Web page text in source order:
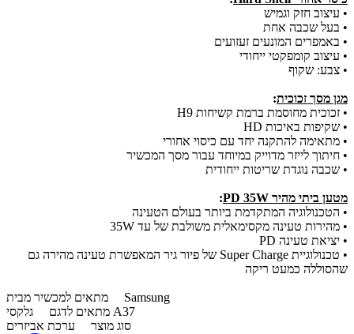
• עיצוב חזק וגמיש
• בעל שכבה אחת
• באמפרים המונעים זעזועים
• עיצוב קומפקטי ייחודי
• צבע: שקוף
מגן מסך זכוכית:
• זכוכית מחוסמת ברמת קשיחות H9
• שקיפות באיכות HD
• מתאימה להתקנה יחד עם כיסוי אחורי
• חיתוך לייזר מדוייק במיוחד עבור מסך המכשיר
• שכבה נוגדת שריטות ייחודית
מטען ביתי מהיר PD 35W
:
• הטכנולוגיה המתקדמת ביותר בעולם הטעינה
• מהירות טעינה מקסימאלית משולבת של עד 35W
• יציאת טעינה PD
• טכנולוגיית Super Charge של פיור גיר המאפשרת טעינה מהירה גם
שהסוללה כמעט ריקה
מתאים למכשיר מבית Samsung
מתאים לדגם גלקסי A37
סוג מוצר ערכת אביזרים